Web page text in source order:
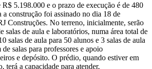
5.198.000 e o prazo de execução é de 480
a construção foi assinado no dia 18 de
Construções. No terreno, inicialmente, serão
salas de aula e laboratórios, numa área total de
salas de aula para 50 alunos e 3 salas de aula
salas para professores e apoio
e depósito. O prédio, quando estiver em
terá a capacidade para atender,